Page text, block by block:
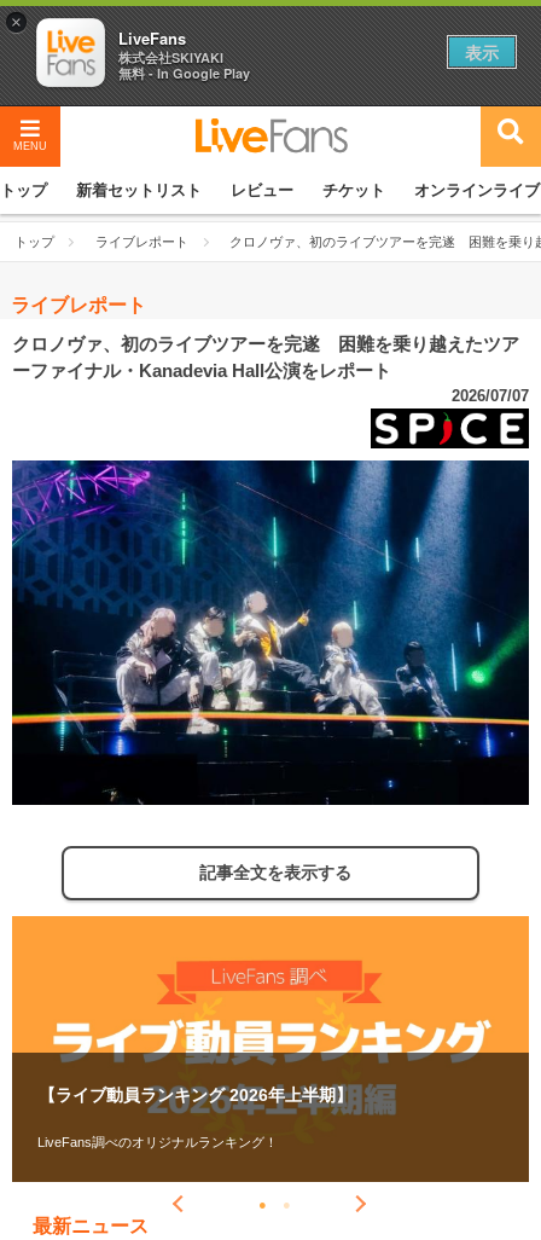
MENU
トップ 新着セットリスト レビュー チケット オンラインライブ
トップ ライブレポート クロノヴァ、初のライブツアーを完遂 困難を乗り
ライブレポート
クロノヴァ、初のライブツアーを完遂 困難を乗り越えたツア
ーファイナル・Kanadevia Hall公演をレポート
2026/07/07
記事全文を表示する
【ライブ動員ランキング 2026年上半期】
LiveFans調べのオリジナルランキング！
最新ニュース
×
LiveFans
株式会社SKIYAKI
無料 - In Google Play
表示